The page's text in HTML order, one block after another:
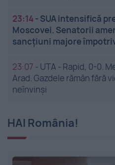
23:14- SUA intensifică
Moscovei. Senatorii
sancțiuni majore
23:07 - UTA - Rapid, 0-0.
Arad. Gazdele rămân fără
neînvinși
HAI România!